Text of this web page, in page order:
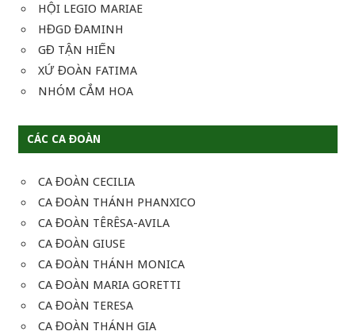
HỘI LEGIO MARIAE
HĐGD ĐAMINH
GĐ TẬN HIẾN
XỨ ĐOÀN FATIMA
NHÓM CẮM HOA
CÁC CA ĐOÀN
CA ĐOÀN CECILIA
CA ĐOÀN THÁNH PHANXICO
CA ĐOÀN TÊRÊSA-AVILA
CA ĐOÀN GIUSE
CA ĐOÀN THÁNH MONICA
CA ĐOÀN MARIA GORETTI
CA ĐOÀN TERESA
CA ĐOÀN THÁNH GIA